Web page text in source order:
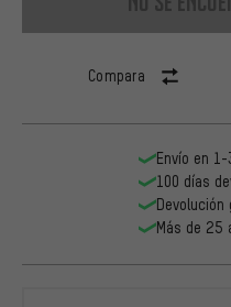
Compara
Envío en
100 días
Más de 25